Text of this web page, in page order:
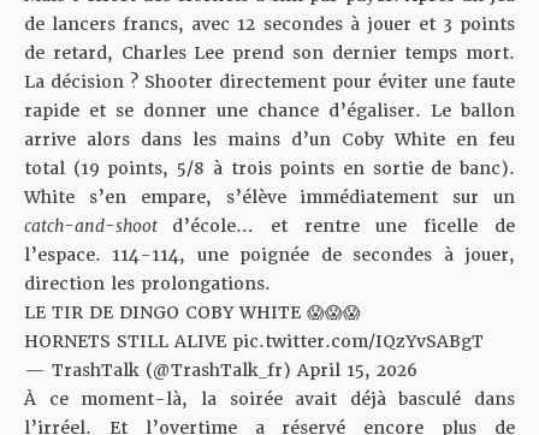
de lancers francs, avec 12 secondes à jouer et 3 points
de retard, Charles Lee prend son dernier temps mort.
La décision ? Shooter directement pour éviter une faute
rapide et se donner une chance d’égaliser. Le ballon
arrive alors dans les mains d’un Coby White en feu
total (19 points, 5/8 à trois points en sortie de banc).
White s’en empare, s’élève immédiatement sur un
catch-and-shoot d’école… et rentre une ficelle de
l’espace. 114-114, une poignée de secondes à jouer,
direction les prolongations.
LE TIR DE DINGO COBY WHITE 😱😱😱
HORNETS STILL ALIVE pic.twitter.com/IQzYvSABgT
— TrashTalk (@TrashTalk_fr) April 15, 2026
À ce moment-là, la soirée avait déjà basculé dans
l’irréel. Et l’overtime a réservé encore plus de